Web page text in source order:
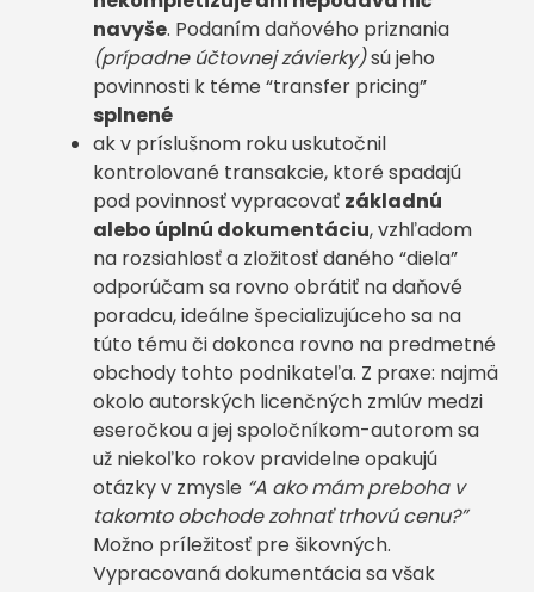
navyše. Podaním daňového priznania
(prípadne účtovnej závierky)sú jeho
povinnosti k téme “transfer pricing”
splnené
ak v príslušnom roku uskutočnil
kontrolované transakcie, ktoré spadajú
pod povinnosť vypracovať základnú
alebo úplnú dokumentáciu, vzhľadom
na rozsiahlosť a zložitosť daného “diela”
odporúčam sa rovno obrátiť na daňové
poradcu, ideálne špecializujúceho sa na
túto tému či dokonca rovno na predmetné
obchody tohto podnikateľa. Z praxe: najmä
okolo autorských licenčných zmlúv medzi
eseročkou a jej spoločníkom-autorom sa
už niekoľko rokov pravidelne opakujú
otázky v zmysle “A ako mám preboha v
takomto obchode zohnať trhovú cenu?”
Možno príležitosť pre šikovných.
Vypracovaná dokumentácia sa však